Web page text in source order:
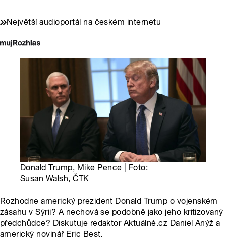
Největší audioportál na českém internetu
Donald Trump, Mike Pence | Foto:
Susan Walsh, ČTK
Rozhodne americký prezident Donald Trump o vojenském
zásahu v Sýrii? A nechová se podobně jako jeho kritizovaný
předchůdce? Diskutuje redaktor Aktuálně.cz Daniel Anýž a
americký novinář Eric Best.